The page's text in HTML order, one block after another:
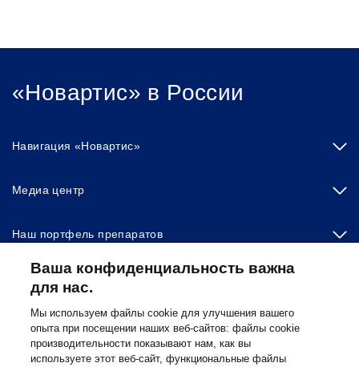
«Новартис» в России
Навигация «Новартис»
Медиа центр
Наш портфель препаратов
Другие сайты «Новартис»
Footer Site Search
Ваша конфиденциальность важна
для нас.
Мы используем файлы cookie для улучшения вашего
опыта при посещении наших веб-сайтов: файлы cookie
производительности показывают нам, как вы
используете этот веб-сайт, функциональные файлы